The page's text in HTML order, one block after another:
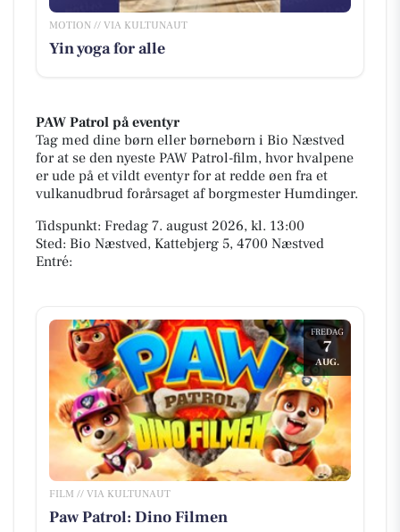
MOTION // VIA KULTUNAUT
Yin yoga for alle
PAW Patrol på eventyr
Tag med dine børn eller børnebørn i Bio Næstved
for at se den nyeste PAW Patrol-film, hvor hvalpene
er ude på et vildt eventyr for at redde øen fra et
vulkanudbrud forårsaget af borgmester Humdinger.
Tidspunkt: Fredag 7. august 2026, kl. 13:00
Sted: Bio Næstved, Kattebjerg 5, 4700 Næstved
Entré:
FREDAG
7
AUG.
FILM // VIA KULTUNAUT
Paw Patrol: Dino Filmen